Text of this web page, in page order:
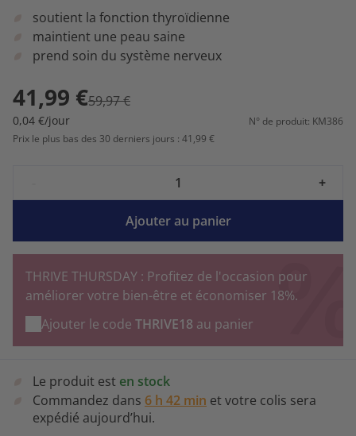
soutient la fonction thyroïdienne
maintient une peau saine
prend soin du système nerveux
41,99 €59,97 €
0,04 €/jour
N° de produit: KM386
Prix le plus bas des 30 derniers jours : 41,99 €
+
Ajouter au panier
THRIVE THURSDAY : Profitez de l'occasion pour
améliorer votre bien-être et économiser 18%.
Ajouter le code THRIVE18 au panier
Le produit est en stock
Commandez dans 6 h 42 min et votre colis sera
expédié aujourd’hui.